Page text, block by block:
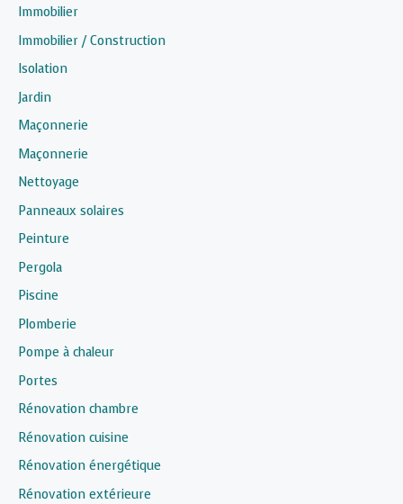
Immobilier
Immobilier / Construction
Isolation
Jardin
Maçonnerie
Maçonnerie
Nettoyage
Panneaux solaires
Peinture
Pergola
Piscine
Plomberie
Pompe à chaleur
Portes
Rénovation chambre
Rénovation cuisine
Rénovation énergétique
Rénovation extérieure